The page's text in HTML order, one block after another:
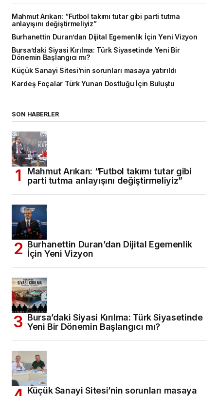
Mahmut Arıkan: “Futbol takımı tutar gibi parti tutma
anlayışını değiştirmeliyiz”
Burhanettin Duran’dan Dijital Egemenlik İçin Yeni Vizyon
Bursa’daki Siyasi Kırılma: Türk Siyasetinde Yeni Bir
Dönemin Başlangıcı mı?
Küçük Sanayi Sitesi’nin sorunları masaya yatırıldı
Kardeş Foçalar Türk Yunan Dostluğu İçin Buluştu
SON HABERLER
Mahmut Arıkan: “Futbol takımı tutar gibi
parti tutma anlayışını değiştirmeliyiz”
Burhanettin Duran’dan Dijital Egemenlik
İçin Yeni Vizyon
Bursa’daki Siyasi Kırılma: Türk Siyasetinde
Yeni Bir Dönemin Başlangıcı mı?
Küçük Sanayi Sitesi’nin sorunları masaya